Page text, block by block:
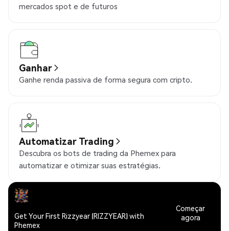
mercados spot e de futuros
Ganhar
Ganhe renda passiva de forma segura com cripto.
Automatizar Trading
Descubra os bots de trading da Phemex para
automatizar e otimizar suas estratégias.
Get Your First Rizzyear (RIZZYEAR) with
Phemex
Começar
agora